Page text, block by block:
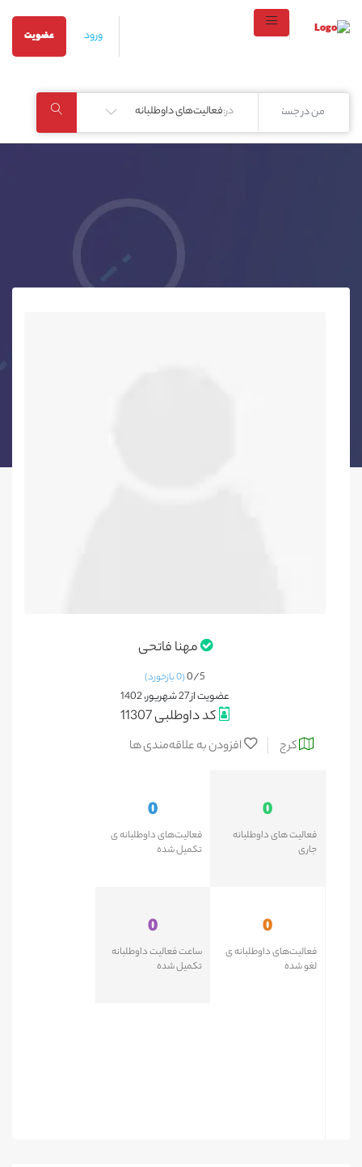
ورود عضویت
در:فعالیت‌های داوطلبانه
مهنا فاتحی
0/5 (0 بازخورد)
عضویت از 27 شهریور، 1402
کد داوطلبی 11307
کرج افزودن به علاقه‌مندی ها
0
فعالیت های داوطلبانه
جاری
0
فعالیت‌های داوطلبانه ی
تکمیل شده
0
فعالیت‌های داوطلبانه ی
لغو شده
0
ساعت فعالیت داوطلبانه
تکمیل شده